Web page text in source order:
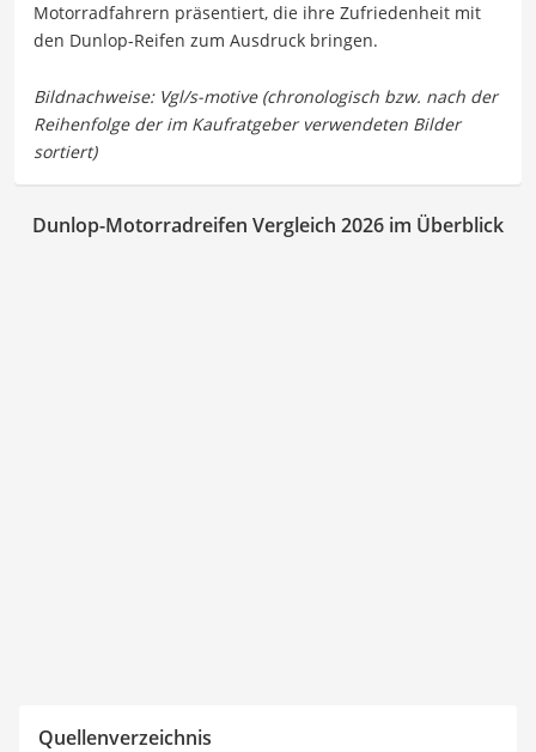
Motorradfahrern präsentiert, die ihre Zufriedenheit mit
den Dunlop-Reifen zum Ausdruck bringen.
Dunlop-Motorradreifen Vergleich 2026 im Überblick
Quellenverzeichnis